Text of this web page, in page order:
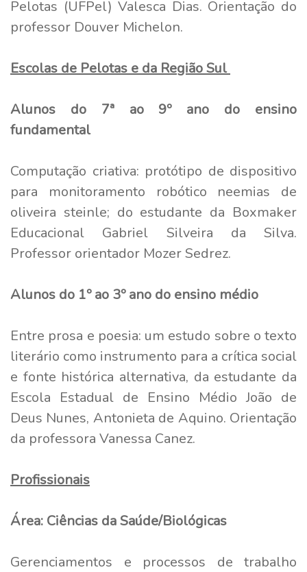
Pelotas (UFPel) Valesca Dias. Orientação do
professor Douver Michelon.
Escolas de Pelotas e da Região Sul
Alunos do 7ª ao 9º ano do ensino
fundamental
Computação criativa: protótipo de dispositivo
para monitoramento robótico neemias de
oliveira steinle; do estudante da Boxmaker
Educacional Gabriel Silveira da Silva.
Professor orientador Mozer Sedrez.
Alunos do 1º ao 3º ano do ensino médio
Entre prosa e poesia: um estudo sobre o texto
literário como instrumento para a crítica social
e fonte histórica alternativa, da estudante da
Escola Estadual de Ensino Médio João de
Deus Nunes, Antonieta de Aquino. Orientação
da professora Vanessa Canez.
Profissionais
Área: Ciências da Saúde/Biológicas
Gerenciamentos e processos de trabalho